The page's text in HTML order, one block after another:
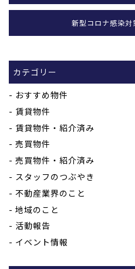
新型コロナ感染
カテゴリー
おすすめ物件
賃貸物件
賃貸物件・紹介済み
売買物件
売買物件・紹介済み
スタッフのつぶやき
不動産業界のこと
地域のこと
活動報告
イベント情報